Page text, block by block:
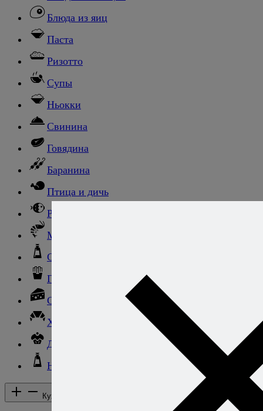
Блюда из яиц
Паста
Ризотто
Супы
Ньокки
Свинина
Говядина
Баранина
Птица и дичь
Рыба
Морепродукты
Соусы и блюда с ними
Гарниры
Сыры
Хлеб и выпечка
Десерты и сладкие блюда
Напитки
Кухни народов мира Кухни народов мира